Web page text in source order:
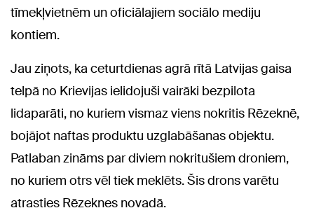
tīmekļvietnēm un oficiālajiem sociālo mediju
kontiem.
Jau ziņots, ka ceturtdienas agrā rītā Latvijas gaisa
telpā no Krievijas ielidojuši vairāki bezpilota
lidaparāti, no kuriem vismaz viens nokritis Rēzeknē,
bojājot naftas produktu uzglabāšanas objektu.
Patlaban zināms par diviem nokritušiem droniem,
no kuriem otrs vēl tiek meklēts. Šis drons varētu
atrasties Rēzeknes novadā.